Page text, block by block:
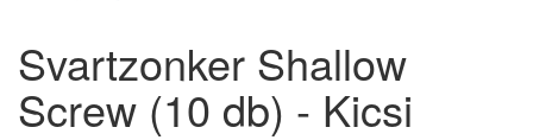
Svartzonker Shallow
Screw (10 db) - Kicsi